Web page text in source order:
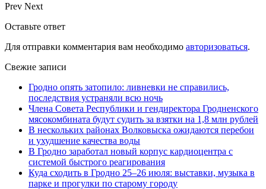
Prev Next
Оставьте ответ
Для отправки комментария вам необходимо авторизоваться.
Свежие записи
Гродно опять затопило: ливневки не справились,
последствия устраняли всю ночь
Члена Совета Республики и гендиректора Гродненского
мясокомбината будут судить за взятки на 1,8 млн рублей
В нескольких районах Волковыска ожидаются перебои
и ухудшение качества воды
В Гродно заработал новый корпус кардиоцентра с
системой быстрого реагирования
Куда сходить в Гродно 25–26 июля: выставки, музыка в
парке и прогулки по старому городу